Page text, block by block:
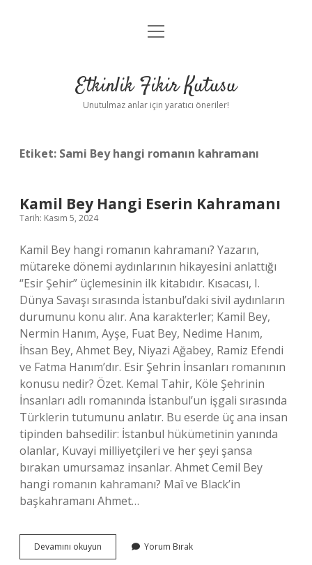
Anasayfa
Yasal Uyarı
menüyü
Etkinlik Fikir Kutusu
Unutulmaz anlar için yaratıcı öneriler!
Etiket: Sami Bey hangi romanın kahramanı
Kamil Bey Hangi Eserin Kahramanı
Tarih: Kasım 5, 2024
Kamil Bey hangi romanın kahramanı? Yazarın,
mütareke dönemi aydınlarının hikayesini anlattığı
“Esir Şehir” üçlemesinin ilk kitabıdır. Kısacası, I.
Dünya Savaşı sırasında İstanbul’daki sivil aydınların
durumunu konu alır. Ana karakterler; Kamil Bey,
Nermin Hanım, Ayşe, Fuat Bey, Nedime Hanım,
İhsan Bey, Ahmet Bey, Niyazi Ağabey, Ramiz Efendi
ve Fatma Hanım’dır. Esir Şehrin İnsanları romanının
konusu nedir? Özet. Kemal Tahir, Köle Şehrinin
İnsanları adlı romanında İstanbul’un işgali sırasında
Türklerin tutumunu anlatır. Bu eserde üç ana insan
tipinden bahsedilir: İstanbul hükümetinin yanında
olanlar, Kuvayi milliyetçileri ve her şeyi şansa
bırakan umursamaz insanlar. Ahmet Cemil Bey
hangi romanın kahramanı? Maî ve Black’in
başkahramanı Ahmet…
Devamını okuyun
Bey
Yorum Bırak